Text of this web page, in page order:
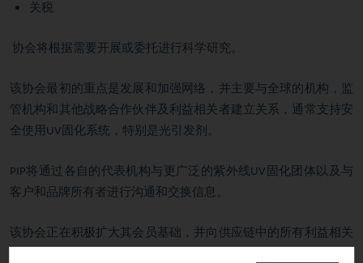
关税
协会将根据需要开展或委托进行科学研究。
该协会最初的重点是发展和加强网络，并主要与全球的机构，监
管机构和其他战略合作伙伴及利益相关者建立关系，通常支持安
全使用 UV 固化系统，特别是光引发剂。
PIP将通过各自的代表机构与更广泛的紫外线UV 固化团体以及与
客户和品牌所有者进行沟通和交换信息。
该协会正在积极扩大其会员基础，并向供应链中的所有利益相关